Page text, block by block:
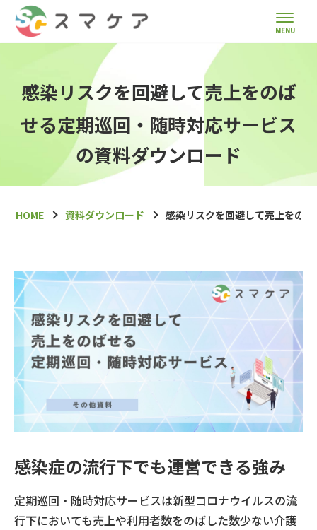
感染リスクを回避して売上をのば
せる定期巡回・随時対応サービス
の資料ダウンロード
HOME 資料ダウンロード 感染リスクを回避して売上をの
感染症の流行下でも運営できる強み
定期巡回・随時対応サービスは新型コロナウイルスの流
行下においても売上や利用者数をのばした数少ない介護